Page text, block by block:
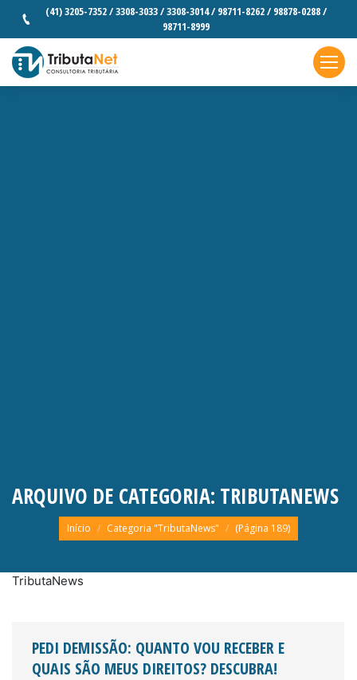
(41) 3205-7352 / 3308-3033 / 3308-3014 / 98711-8262 / 98878-0288 /
98711-8999
ARQUIVO DE CATEGORIA: TRIBUTANEWS
Você está aqui:
Início Categoria "TributaNews" (Página 189)
TributaNews
PEDI DEMISSÃO: QUANTO VOU RECEBER E
QUAIS SÃO MEUS DIREITOS? DESCUBRA!